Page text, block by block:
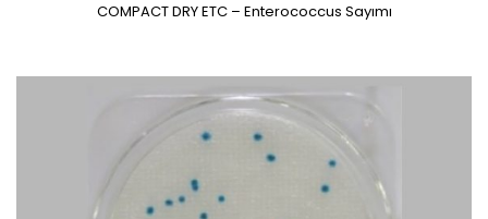
COMPACT DRY ETC – Enterococcus Sayımı